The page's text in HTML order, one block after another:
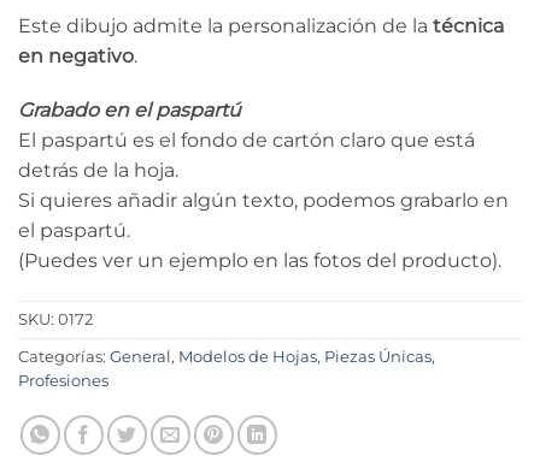
Este dibujo admite la personalización de la técnica
en negativo.
Grabado en el paspartú
El paspartú es el fondo de cartón claro que está
detrás de la hoja.
Si quieres añadir algún texto, podemos grabarlo en
el paspartú.
(Puedes ver un ejemplo en las fotos del producto).
SKU: 0172
Categorías: General, Modelos de Hojas, Piezas Únicas,
Profesiones